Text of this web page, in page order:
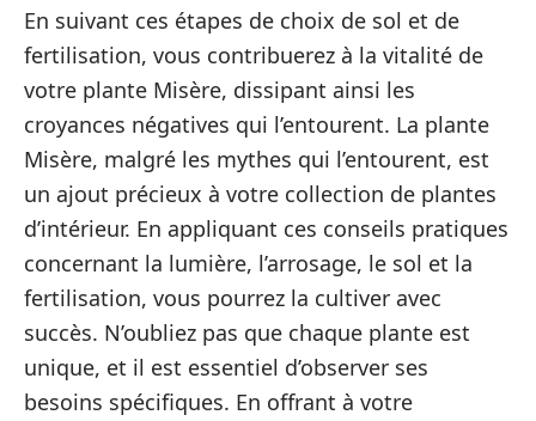
En suivant ces étapes de choix de sol et de
fertilisation, vous contribuerez à la vitalité de
votre plante Misère, dissipant ainsi les
croyances négatives qui l’entourent. La plante
Misère, malgré les mythes qui l’entourent, est
un ajout précieux à votre collection de plantes
d’intérieur. En appliquant ces conseils pratiques
concernant la lumière, l’arrosage, le sol et la
fertilisation, vous pourrez la cultiver avec
succès. N’oubliez pas que chaque plante est
unique, et il est essentiel d’observer ses
besoins spécifiques. En offrant à votre